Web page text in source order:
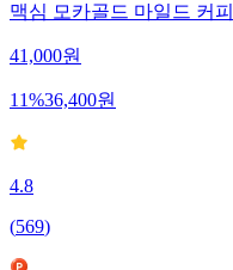
맥심 모카골드 마일드 커
41,000원
11%36,400원
4.8
(569)